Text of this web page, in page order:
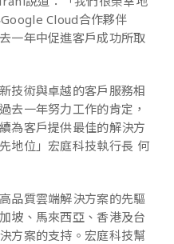
Cloud合作夥伴
一年中促進客戶成功所取
技術與卓越的客戶服務相
去一年努力工作的肯定，
為客戶提供最佳的解決方
地位」宏庭科技執行長 何
品質雲端解決方案的先驅
坡、馬來西亞、香港及台
方案的支持。宏庭科技幫